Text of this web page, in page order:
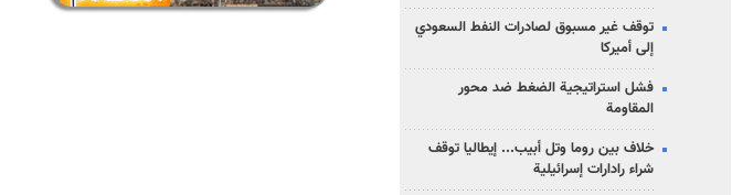
توقف غير مسبوق لصادرات النفط السعودي
إلى أميركا
فشل استراتيجية الضغط ضد محور
المقاومة
خلاف بين روما وتل أبيب... إيطاليا توقف
شراء رادارات إسرائيلية